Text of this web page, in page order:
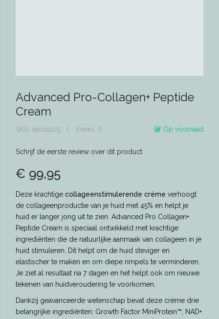
Advanced Pro-Collagen+ Peptide
Cream
Op voorraad
SKU apcppc5 Views: 0
Schrijf de eerste review over dit product
€ 99,95
Deze krachtigecollageenstimulerende crème verhoogt
de collageenproductie van je huid met 45% en helpt je
huid er langer jong uit te zien. Advanced Pro Collagen+
Peptide Cream is speciaal ontwikkeld met krachtige
ingrediënten die de natuurlijke aanmaak van collageen in je
huid stimuleren. Dit helpt om de huid steviger en
elastischer te maken en om diepe rimpels te verminderen.
Je ziet al resultaat na 7 dagen en het helpt ook om nieuwe
tekenen van huidveroudering te voorkomen.
Dankzij geavanceerde wetenschap bevat deze crème drie
belangrijke ingrediënten: Growth Factor MiniProtein™, NAD+